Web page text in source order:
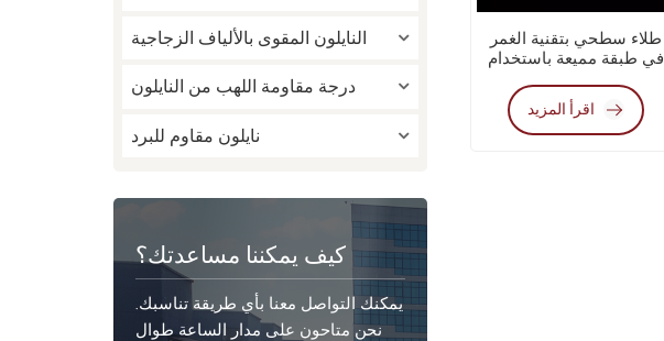
النايلون المقوى بالألياف الزجاجية
درجة مقاومة اللهب من النايلون
نايلون مقاوم للبرد
كيف يمكننا مساعدتك؟
يمكنك التواصل معنا بأي طريقة تناسبك.
نحن متاحون على مدار الساعة طوال
طلاء سطحي بتقنية الغمر
في طبقة مميعة باستخدام
والرش الكهروستاتيكي
اقرأ المزيد